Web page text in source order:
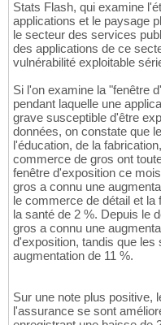
Stats Flash, qui examine
applications et le paysage
le secteur des services
des applications de ce
vulnérabilité exploitable
Si l'on examine la "fenêtre
pendant laquelle une
grave susceptible d'être
données, on constate que
l'éducation, de la
commerce de gros ont
fenêtre d'exposition ce
gros a connu une
le commerce de détail et la
la santé de 2 %. Depuis le
gros a connu une
d'exposition, tandis que
augmentation de 11 %.
Sur une note plus positive,
l'assurance se sont